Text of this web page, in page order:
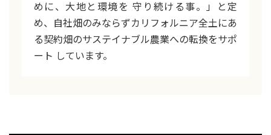
めに、大地と環境を 守り続ける事。」と定
め、自社畑のみならずカリフォルニア全土にあ
る契約畑のサステイナブル農業への転換をサポ
ート しています。